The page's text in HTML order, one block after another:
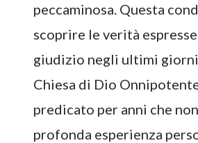
peccaminosa. Questa
scoprire le verità
giudizio negli ultimi
Chiesa di Dio
predicato per anni che
profonda esperienza